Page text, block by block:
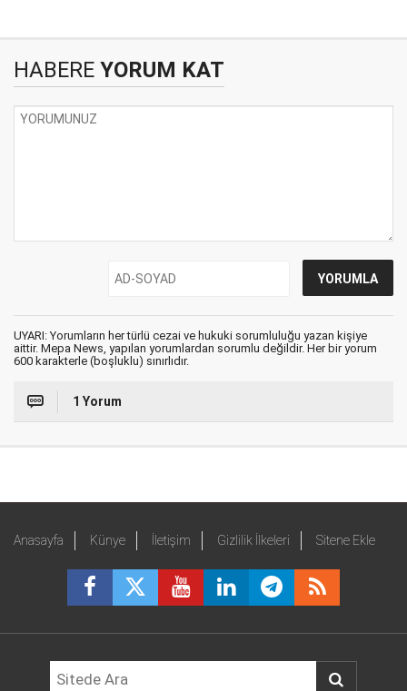
HABERE YORUM KAT
UYARI: Yorumların her türlü cezai ve hukuki sorumluluğu yazan kişiye
aittir. Mepa News, yapılan yorumlardan sorumlu değildir. Her bir yorum
600 karakterle (boşluklu) sınırlıdır.
1 Yorum
Anasayfa Künye İletişim Gizlilik İlkeleri Sitene Ekle